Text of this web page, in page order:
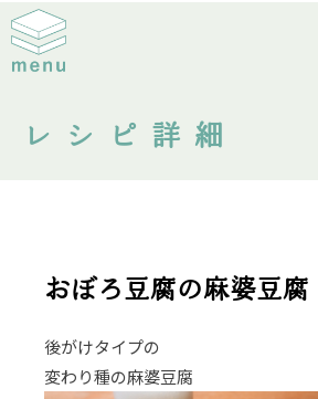
レシピ詳細
おぼろ豆腐の麻婆豆腐
後がけタイプの
変わり種の麻婆豆腐